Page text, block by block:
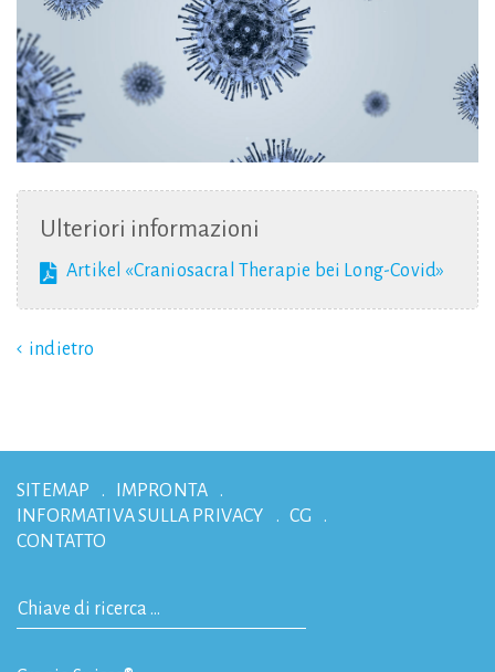
Ulteriori informazioni
Artikel «Craniosacral Therapie bei Long-Covid»
indietro
SITEMAP
IMPRONTA
INFORMATIVA SULLA PRIVACY
CG
CONTATTO